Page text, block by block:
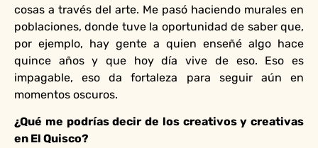
cosas a través del arte. Me pasó haciendo murales en
poblaciones, donde tuve la oportunidad de saber que,
por ejemplo, hay gente a quien enseñé algo hace
quince años y que hoy día vive de eso. Eso es
impagable, eso da fortaleza para seguir aún en
momentos oscuros.
¿Qué me podrías decir de los creativos y creativas
en El Quisco?